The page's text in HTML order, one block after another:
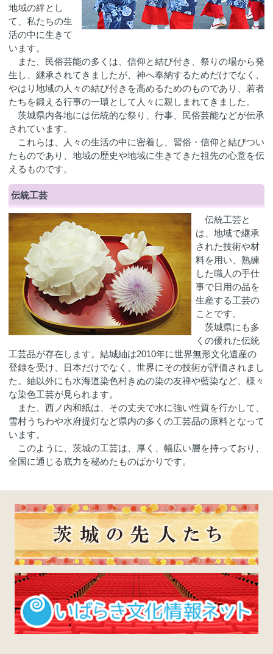
地域の絆とし
て、私たちの生
活の中に生きて
います。
また、民俗芸能の多くは、信仰と結び付き、祭りの場から発
生し、継承されてきましたが、神へ奉納するためだけでなく、
やはり地域の人々の結び付きを高めるためのものであり、若者
たちを鍛える行事の一環として人々に親しまれてきました。
茨城県内各地には伝統的な祭り、行事、民俗芸能などが伝承
されています。
これらは、人々の生活の中に密着し、習俗・信仰と結びつい
たものであり、地域の歴史や地域に生きてきた祖先の心意を伝
えるものです。
伝統工芸
伝統工芸と
は、地域で継承
された技術や材
料を用い、熟練
した職人の手仕
事で日用の品を
生産する工芸の
ことです。
茨城県にも多
くの優れた伝統
工芸品が存在します。結城紬は2010年に世界無形文化遺産の
登録を受け、日本だけでなく、世界にその技術が評価されまし
た。紬以外にも水海道染色村きぬの染の友禅や藍染など、様々
な染色工芸が見られます。
また、西ノ内和紙は、その丈夫で水に強い性質を行かして、
雪村うちわや水府提灯など県内の多くの工芸品の原料となって
います。
このように、茨城の工芸は、厚く、幅広い層を持っており、
全国に通じる底力を秘めたものばかりです。